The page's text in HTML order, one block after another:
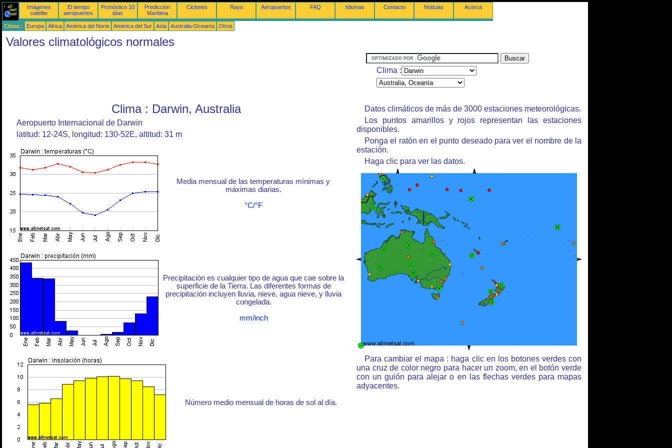
Imágenes
satélite
El tiempo
aeropuertos
Pronóstico 10
días
Predicción
Marítima
Ciclones Rayo Aeropuertos FAQ Idiomas Contacto Noticias Acerca
Clima : Europa África América del Norte América del Sur Asia Australia-Oceanía Otros
Valores climatológicos normales
Clima :
Clima : Darwin, Australia
Aeropuerto Internacional de Darwin
latitud: 12-24S, longitud: 130-52E, altitud: 31 m
Media mensual de las temperaturas mínimas y
máximas diarias.
°C/°F
Precipitación es cualquier tipo de agua que cae sobre la
superficie de la Tierra. Las diferentes formas de
precipitación incluyen lluvia, nieve, agua nieve, y lluvia
congelada.
mm/inch
Número medio mensual de horas de sol al día.
Datos climáticos de más de 3000 estaciones meteorológicas.
Los puntos amarillos y rojos representan las estaciones
disponibles.
Ponga el ratón en el punto deseado para ver el nombre de la
estación.
Haga clic para ver las datos.
Para cambiar el mapa : haga clic en los botones verdes con
una cruz de color negro para hacer un zoom, en el botón verde
con un guión para alejar o en las flechas verdes para mapas
adyacentes.